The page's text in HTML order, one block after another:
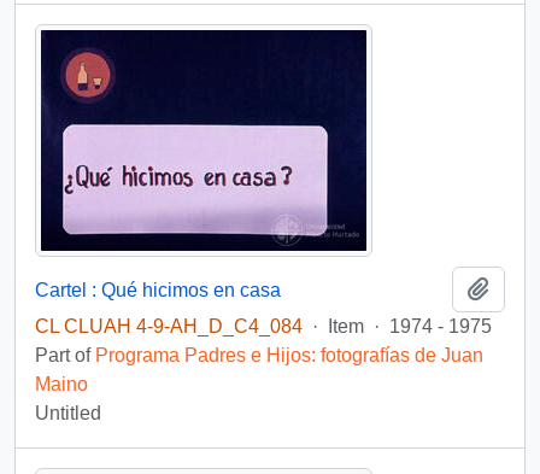
Cartel : Qué hicimos en casa
CL CLUAH 4-9-AH_D_C4_084 · Item · 1974 - 1975
Part of Programa Padres e Hijos: fotografías de Juan
Maino
Untitled